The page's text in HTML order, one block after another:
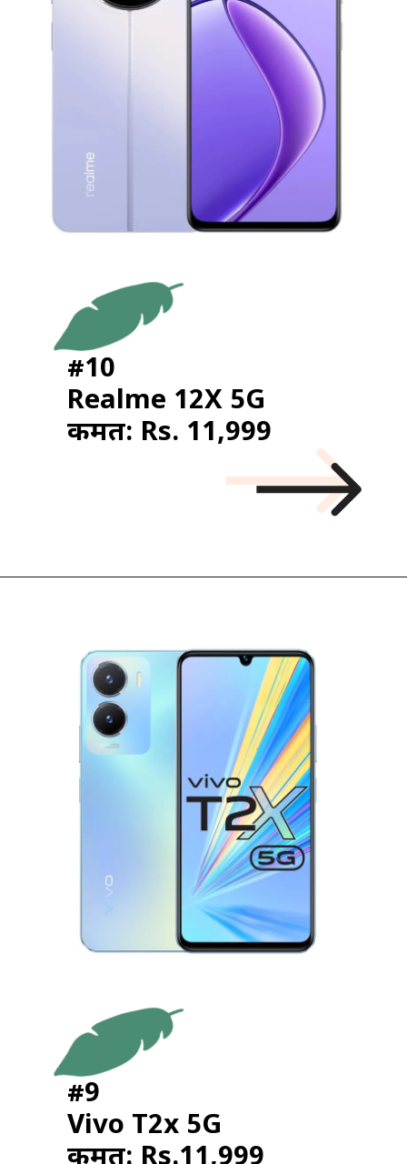
#10
Realme 12X 5G
कीमत: Rs. 11,999
#9
Vivo T2x 5G